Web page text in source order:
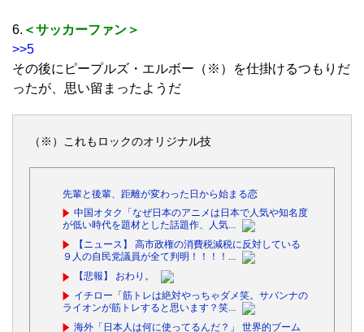
6. ＜サッカーファン＞
>>5
その後にピープルズ・エルボー（※）を仕掛けるつもりだ
ったが、思い留まったようだ
（※）これもロックのオリジナル技
先輩と後輩、距離が変わった日から始まる恋
中国オタク「なぜ日本のアニメは日本で人気や知名度
が低い時代を題材とした話題作、人気...
【ニュース】 高市政権の消費税減税に反対している
９人の自民党議員が全て判明！！！！...
【悲報】 おわり。
イチロー「筋トレは絶対やっちゃダメ笑。サバンナの
ライオンが筋トレすると思います？笑...
海外「日本人は何に使ってるんだ？」 世界的ブーム